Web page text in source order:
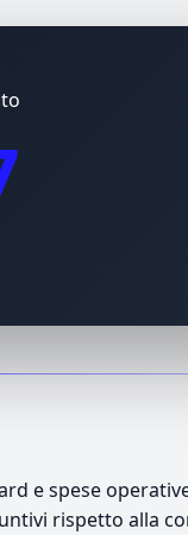
e spese
rispetto alla